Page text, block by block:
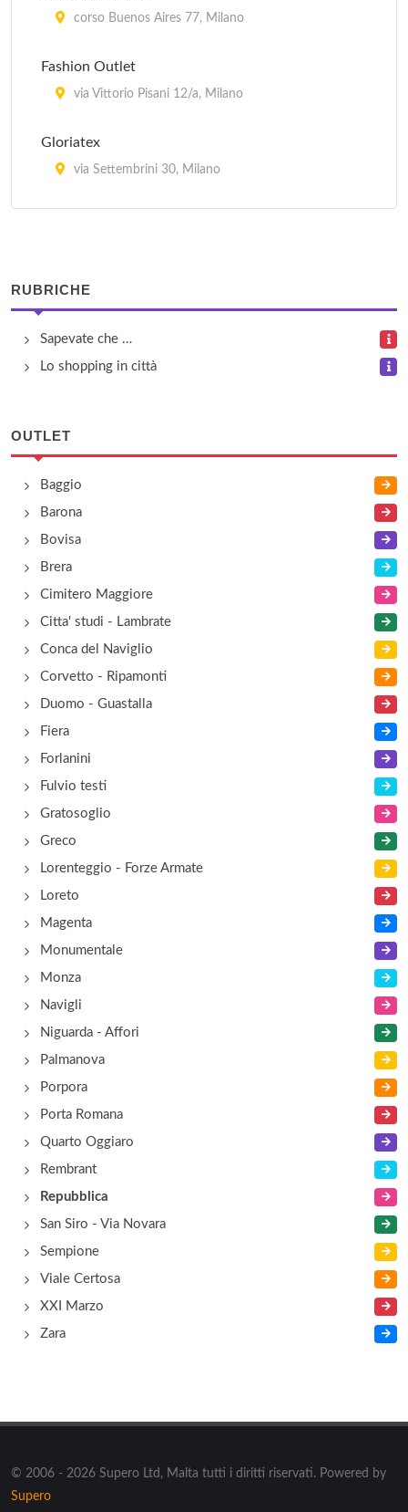
corso Buenos Aires 77, Milano
Fashion Outlet
via Vittorio Pisani 12/a, Milano
Gloriatex
via Settembrini 30, Milano
Punto Moda
Spaccio Bellomo
Zinetti Sport
RUBRICHE
Sapevate che …
Lo shopping in città
OUTLET
Baggio
Barona
Bovisa
Brera
Cimitero Maggiore
Citta' studi - Lambrate
Conca del Naviglio
Corvetto - Ripamonti
Duomo - Guastalla
Fiera
Forlanini
Fulvio testi
Gratosoglio
Greco
Lorenteggio - Forze Armate
Loreto
Magenta
Monumentale
Monza
Navigli
Niguarda - Affori
Palmanova
Porpora
Porta Romana
Quarto Oggiaro
Rembrant
Repubblica
San Siro - Via Novara
Sempione
Viale Certosa
XXI Marzo
Zara
© 2006 - 2026 Supero Ltd, Malta tutti i diritti riservati. Powered by
Supero